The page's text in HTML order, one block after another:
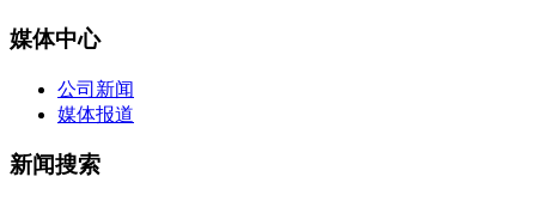
媒体中心
公司新闻
媒体报道
新闻搜索